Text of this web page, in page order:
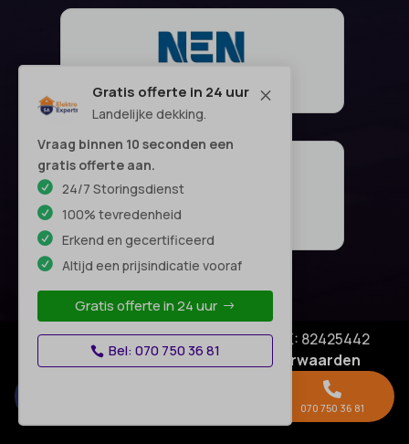
M
Gratis offerte in 24 uur
Landelijke dekking.
Vraag binnen 10 seconden een
gratis offerte aan.
24/7 Storingsdienst
100% tevredenheid
Erkend en gecertificeerd
Altijd een prijsindicatie vooraf
Gratis offerte in 24 uur
Bel: 070 750 36 81
© Copyright SA Elektro Experts - KVK: 82425442
Privacyverklaring|Algemene voorwaarden

070 750 36 81